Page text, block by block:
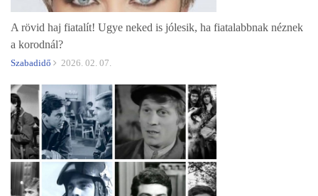
A rövid haj fiatalít! Ugye neked is jólesik, ha fiatalabbnak néznek
a korodnál?
Szabadidő 2026. 02. 07.